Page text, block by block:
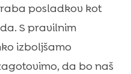
posladkov kot
S pravilnim
izboljšamo
da bo naš